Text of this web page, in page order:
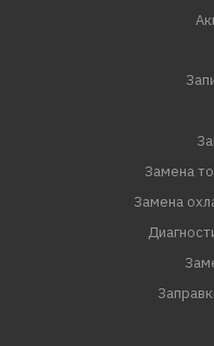
минус 40С до плюс 110С.
- Без спирта и
резинотехнические
- Защищает от
- Флуоресцентный
Замена
Замена